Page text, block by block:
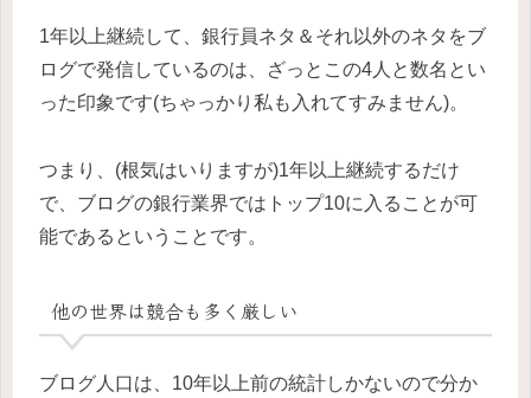
1年以上継続して、銀行員ネタ＆それ以外のネタをブ
ログで発信しているのは、ざっとこの4人と数名とい
った印象です(ちゃっかり私も入れてすみません)。
つまり、(根気はいりますが)1年以上継続するだけ
で、ブログの銀行業界ではトップ10に入ることが可
能であるということです。
他の世界は競合も多く厳しい
ブログ人口は、10年以上前の統計しかないので分か